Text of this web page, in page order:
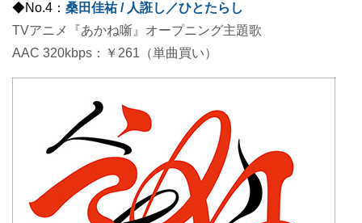
◆No.4： 桑田佳祐 / 人誑し／ひとたらし
TVアニメ『あかね噺』オープニング主題歌
AAC 320kbps：￥261（単曲買い）